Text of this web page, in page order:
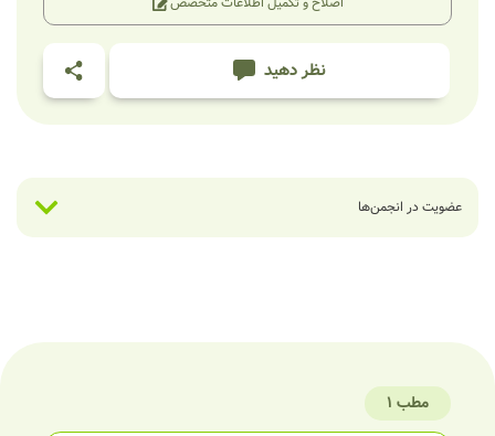
نظر دهید
عضویت در انجمن‌ها
مطب 1